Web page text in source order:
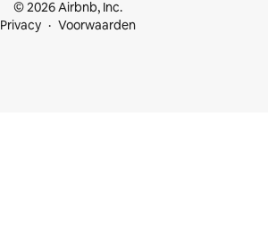
© 2026 Airbnb, Inc.
Privacy
Voorwaarden